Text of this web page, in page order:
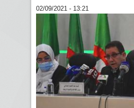
02/09/2021 - 13:21